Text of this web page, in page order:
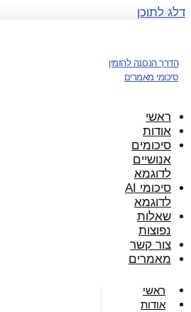
דלג לתוכן
הדרך הנכונה להזמין
סיכומי מאמרים
ראשי
אודות
סיכומים
אנושיים
לדוגמא
סיכומי AI
לדוגמא
שאלות
נפוצות
צור קשר
מאמרים
ראשי
אודות